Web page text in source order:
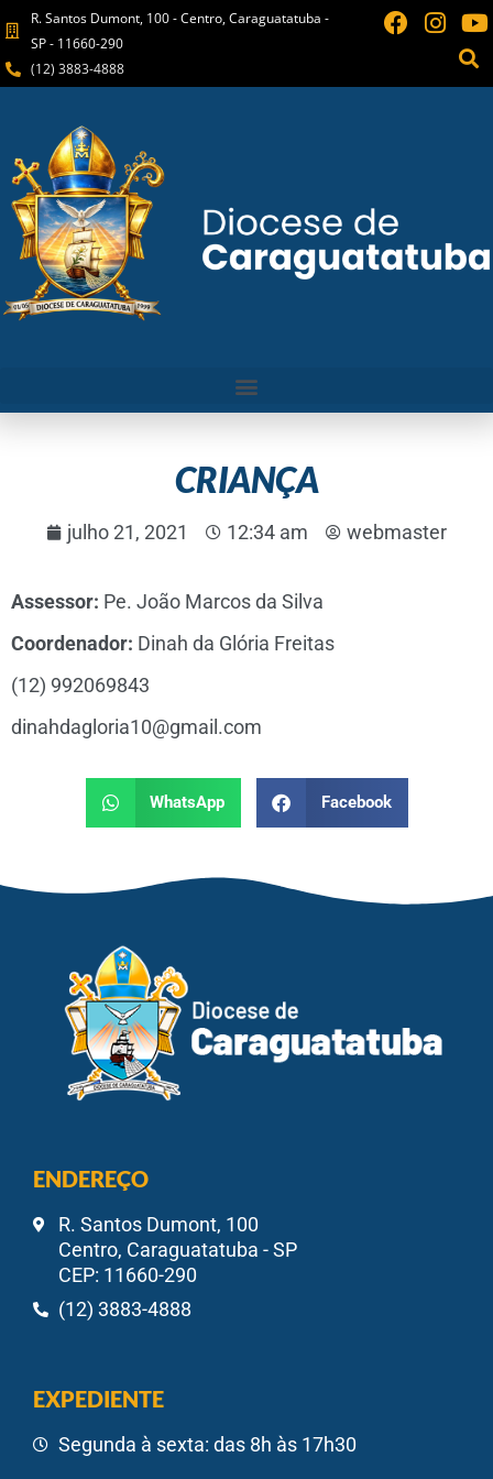
R. Santos Dumont, 100 - Centro, Caraguatatuba -
SP - 11660-290
(12) 3883-4888
CRIANÇA
julho 21, 2021 12:34 am webmaster
Assessor: Pe. João Marcos da Silva
Coordenador: Dinah da Glória Freitas
(12) 992069843
dinahdagloria10@gmail.com
WhatsApp Facebook
ENDEREÇO
R. Santos Dumont, 100
Centro, Caraguatatuba - SP
CEP: 11660-290
(12) 3883-4888
EXPEDIENTE
Segunda à sexta: das 8h às 17h30